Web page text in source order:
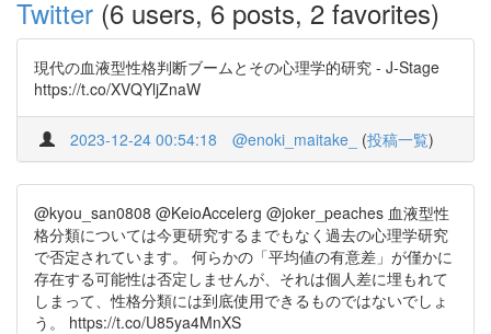
Twitter (6 users, 6 posts, 2 favorites)
現代の血液型性格判断ブームとその心理学的研究 - J-Stage
https://t.co/XVQYljZnaW
2023-12-24 00:54:18 @enoki_maitake_ (投稿一覧)
@kyou_san0808 @KeioAccelerg @joker_peaches 血液型性
格分類については今更研究するまでもなく過去の心理学研究
で否定されています。 何らかの「平均値の有意差」が僅かに
存在する可能性は否定しませんが、それは個人差に埋もれて
しまって、性格分類には到底使用できるものではないでしょ
う。 https://t.co/U85ya4MnXS